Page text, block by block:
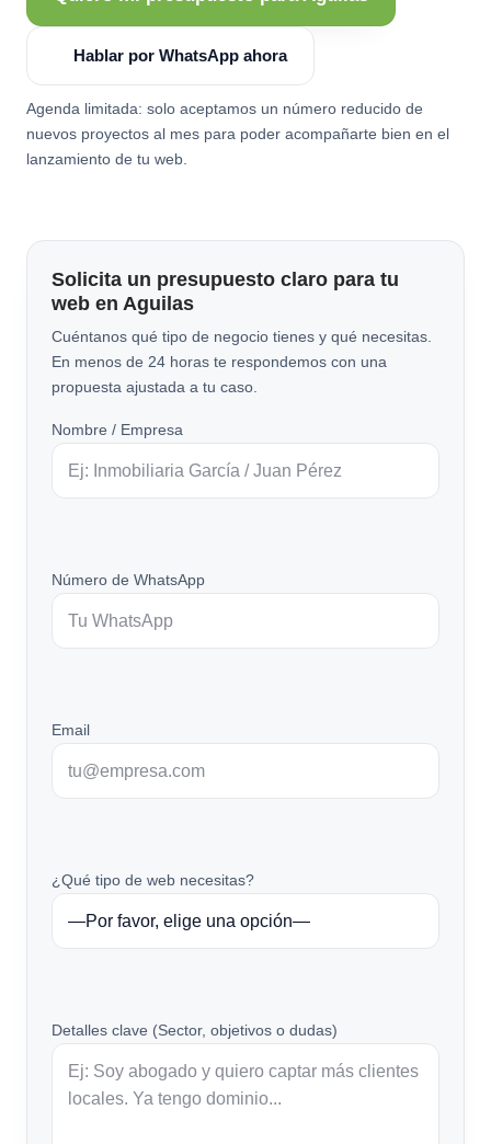
Hablar por WhatsApp ahora
Agenda limitada: solo aceptamos un número reducido de
nuevos proyectos al mes para poder acompañarte bien en el
lanzamiento de tu web.
Solicita un presupuesto claro para tu
web en Aguilas
Cuéntanos qué tipo de negocio tienes y qué necesitas.
En menos de 24 horas te respondemos con una
propuesta ajustada a tu caso.
Nombre / Empresa
Número de WhatsApp
Email
¿Qué tipo de web necesitas?
Detalles clave (Sector, objetivos o dudas)